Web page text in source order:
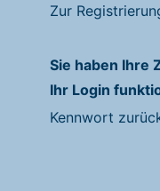
Zur
Sie haben Ihre
Ihr Login
Kennwort